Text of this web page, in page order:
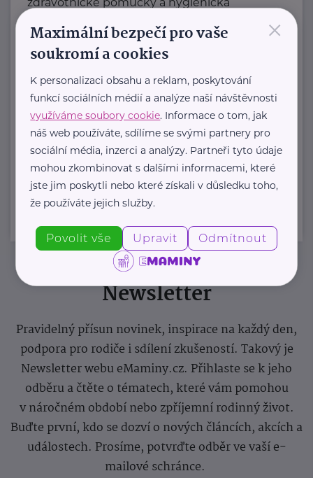
řešení s dlouholetou tradicí.
Zaměřuje ...
https://hartmanndirect.com/cs-cz
+420 800 100 150
info@hartmanndirect.cz
Zobrazit přehled společností
Newsletter
Pravidelný přísun novinek, inspirace na každý den,
podpora pro rodiče i sdílení zkušeností. Takový je
Newsletter webu eMaminy.cz. Přihlaste se k jeho
odběru a čtěte o tématech, které vám pomohou
v náročném období nebo zpříjemní rodinný život.
Buďte první, kdo se dozví o nových článcích, akcích a
událostech. Prosíme, potvrďte odběr ve vaší e-
mailové schránce.
×
Maximální bezpečí pro vaše
soukromí a cookies
K personalizaci obsahu a reklam, poskytování
funkcí sociálních médií a analýze naší návštěvnosti
využíváme soubory cookie. Informace o tom, jak
náš web používáte, sdílíme se svými partnery pro
sociální média, inzerci a analýzy. Partneři tyto údaje
mohou zkombinovat s dalšími informacemi, které
jste jim poskytli nebo které získali v důsledku toho,
že používáte jejich služby.
Povolit vše Upravit Odmítnout